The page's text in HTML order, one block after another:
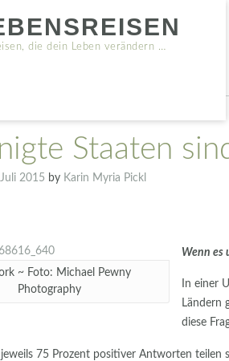
die dein Leben verändern …
Staaten
2015 by Karin Myria Pickl
~ Foto: Michael Pewny
Photography
Wenn es
In einer
Ländern
diese
75 Prozent positiver Antworten teilen